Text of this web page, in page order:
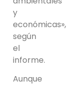
y
económicas»,
según
el
informe.
Aunque